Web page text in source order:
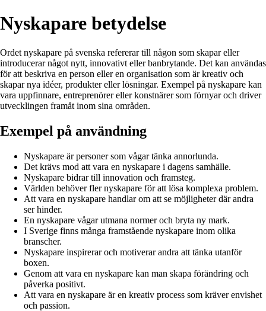
Nyskapare betydelse
Ordet nyskapare på svenska refererar till någon som skapar eller
introducerar något nytt, innovativt eller banbrytande. Det kan användas
för att beskriva en person eller en organisation som är kreativ och
skapar nya idéer, produkter eller lösningar. Exempel på nyskapare kan
vara uppfinnare, entreprenörer eller konstnärer som förnyar och driver
utvecklingen framåt inom sina områden.
Exempel på användning
Nyskapare är personer som vågar tänka annorlunda.
Det krävs mod att vara en nyskapare i dagens samhälle.
Nyskapare bidrar till innovation och framsteg.
Världen behöver fler nyskapare för att lösa komplexa problem.
Att vara en nyskapare handlar om att se möjligheter där andra
ser hinder.
En nyskapare vågar utmana normer och bryta ny mark.
I Sverige finns många framstående nyskapare inom olika
branscher.
Nyskapare inspirerar och motiverar andra att tänka utanför
boxen.
Genom att vara en nyskapare kan man skapa förändring och
påverka positivt.
Att vara en nyskapare är en kreativ process som kräver envishet
och passion.